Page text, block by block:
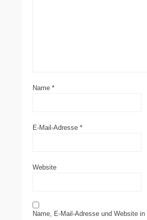
Name *
E-Mail-Adresse *
Website
Name, E-Mail-Adresse und Website